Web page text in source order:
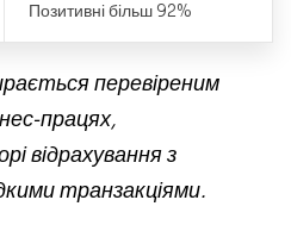
Позитивні більш 92%
перевіреним
відрахування з
транзакціями.